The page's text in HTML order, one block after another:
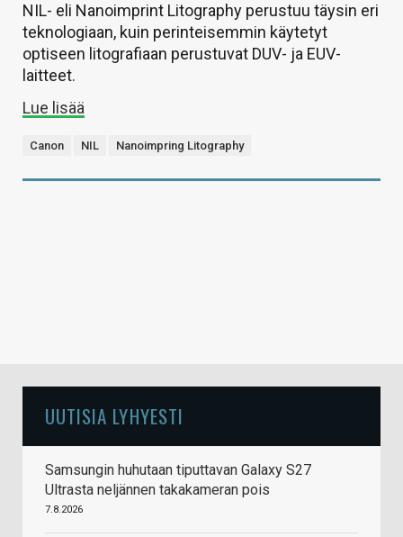
NIL- eli Nanoimprint Litography perustuu täysin eri
teknologiaan, kuin perinteisemmin käytetyt
optiseen litografiaan perustuvat DUV- ja EUV-
laitteet.
Lue lisää
Canon NIL Nanoimpring Litography
UUTISIA LYHYESTI
Samsungin huhutaan tiputtavan Galaxy S27
Ultrasta neljännen takakameran pois
7.8.2026